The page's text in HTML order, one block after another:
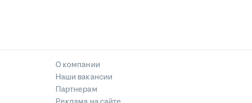
О компании
Наши вакансии
Партнерам